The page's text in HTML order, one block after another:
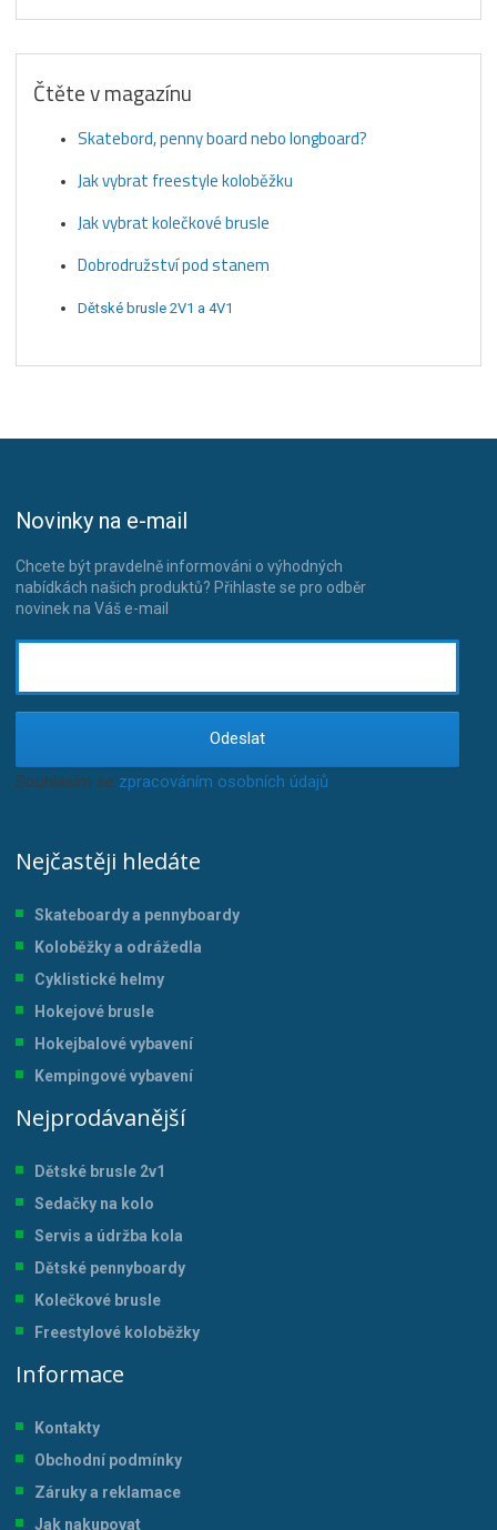
Čtěte v magazínu
Skatebord, penny board nebo longboard?
Jak vybrat freestyle koloběžku
Jak vybrat kolečkové brusle
Dobrodružství pod stanem
Dětské brusle 2V1 a 4V1
Novinky na e-mail
Chcete být pravdelně informováni o výhodných
nabídkách našich produktů? Přihlaste se pro odběr
novinek na Váš e-mail
Odeslat
Souhlasím se zpracováním osobních údajů
Nejčastěji hledáte
Skateboardy a pennyboardy
Koloběžky a odrážedla
Cyklistické helmy
Hokejové brusle
Hokejbalové vybavení
Kempingové vybavení
Nejprodávanější
Dětské brusle 2v1
Sedačky na kolo
Servis a údržba kola
Dětské pennyboardy
Kolečkové brusle
Freestylové koloběžky
Informace
Kontakty
Obchodní podmínky
Záruky a reklamace
Jak nakupovat